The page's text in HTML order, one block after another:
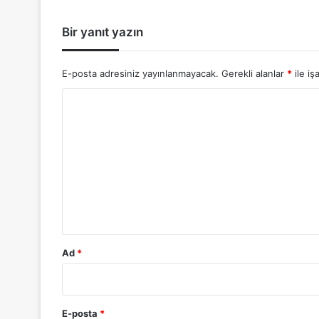
Bir yanıt yazın
E-posta adresiniz yayınlanmayacak. Gerekli alanlar * ile
Ad *
E-posta *